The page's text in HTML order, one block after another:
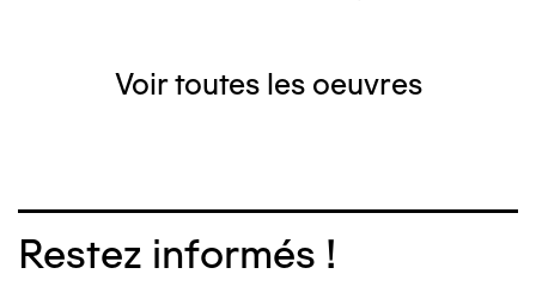
Voir toutes les oeuvres
Restez informés !